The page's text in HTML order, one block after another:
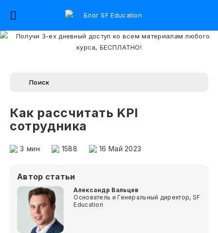
Как рассчитать KPI
сотрудника
3 мин 1588 16 Май 2023
Автор статьи
Александр Вальцев
Основатель и Генеральный директор, SF
Education